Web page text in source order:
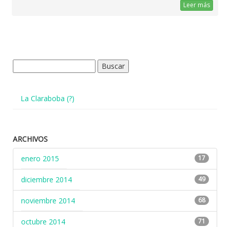
Leer más
La Claraboba (?)
ARCHIVOS
enero 2015
17
diciembre 2014 49
noviembre 2014 68
octubre 2014 71